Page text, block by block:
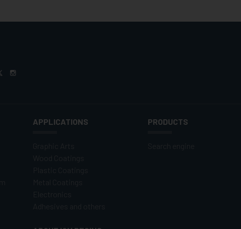
APPLICATIONS PRODUCTS